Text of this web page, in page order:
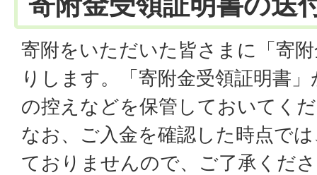
寄附をいただいた皆さまに「寄
りします。「寄附金受領証明書
の控えなどを保管しておいてく
なお、ご入金を確認した時点で
ておりませんので、ご了承くだ